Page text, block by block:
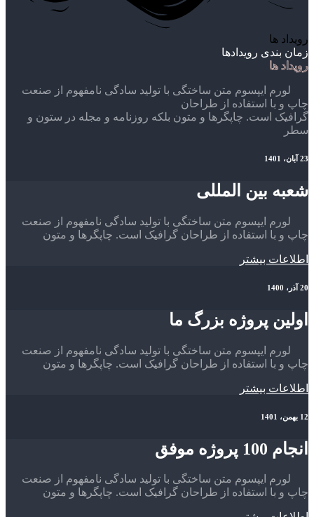
رویداد ها
زمان بندی رویدادها
رویداد ها
لورم ایپسوم متن ساختگی با تولید سادگی نامفهوم از صنعت
چاپ و با استفاده از طراحان
گرافیک است. چاپگرها و متون بلکه روزنامه و مجله در ستون و
سطر
23 آبان، 1401
شعبه بین المللی
لورم ایپسوم متن ساختگی با تولید سادگی نامفهوم از صنعت
چاپ و با استفاده از طراحان گرافیک است. چاپگرها و متون
اطلاعات بیشتر
20 آذر، 1400
اولین پروژه بزرگ ما
لورم ایپسوم متن ساختگی با تولید سادگی نامفهوم از صنعت
چاپ و با استفاده از طراحان گرافیک است. چاپگرها و متون
اطلاعات بیشتر
12 بهمن، 1401
انجام 100 پروژه موفق
لورم ایپسوم متن ساختگی با تولید سادگی نامفهوم از صنعت
چاپ و با استفاده از طراحان گرافیک است. چاپگرها و متون